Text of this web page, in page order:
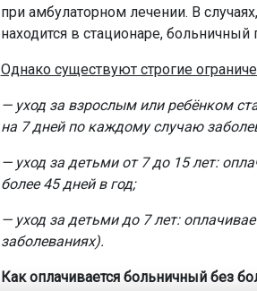
при амбулаторном лечении. В
находится в стационаре,
Однако существуют строгие
— уход за взрослым или ребёнком
на 7 дней по каждому случаю
— уход за детьми от 7 до 15 лет:
более 45 дней в год;
— уход за детьми до 7 лет:
заболеваниях).
Как оплачивается больничный без